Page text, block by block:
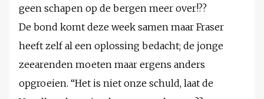
geen schapen op de bergen meer over!??
De bond komt deze week samen maar Fraser
heeft zelf al een oplossing bedacht; de jonge
zeearenden moeten maar ergens anders
opgroeien. “Het is niet onze schuld, laat de